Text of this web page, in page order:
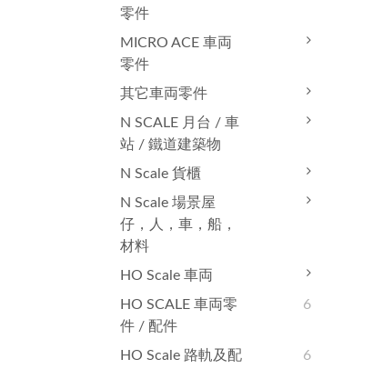
零件
MICRO ACE 車両
零件
其它車両零件
N SCALE 月台 / 車
站 / 鐵道建築物
N Scale 貨櫃
N Scale 場景屋
仔，人，車，船，
材料
HO Scale 車両
HO SCALE 車両零
件 / 配件
6
HO Scale 路軌及配
6